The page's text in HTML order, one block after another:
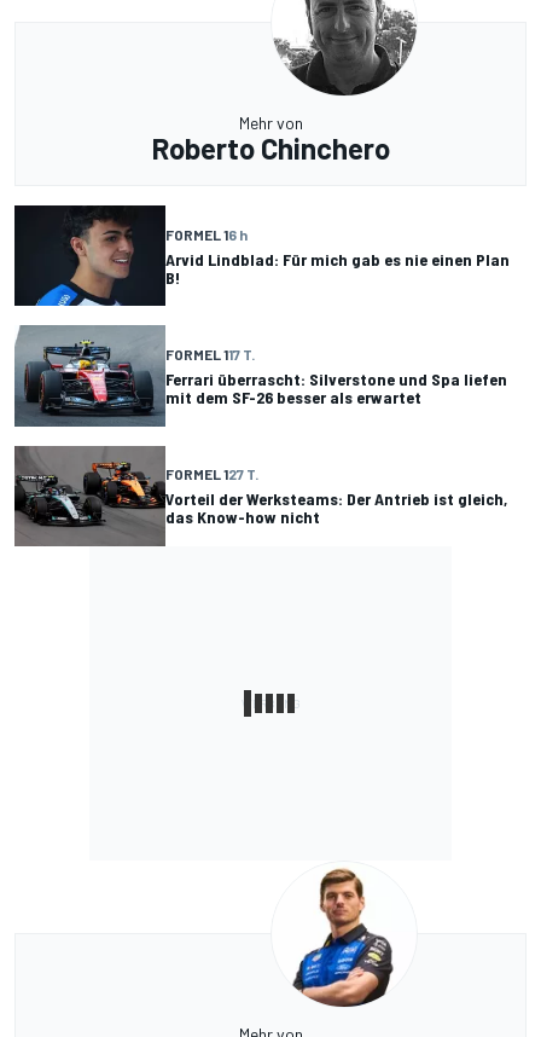
Mehr von
Roberto Chinchero
FORMEL 16 h
Arvid Lindblad: Für mich gab es nie einen Plan
B!
FORMEL 117 T.
Ferrari überrascht: Silverstone und Spa liefen
mit dem SF-26 besser als erwartet
FORMEL 127 T.
Vorteil der Werksteams: Der Antrieb ist gleich,
das Know-how nicht